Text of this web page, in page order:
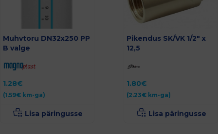
Muhvtoru DN32x250 PP
B valge
1.28€
(1.59€ km-ga)
Lisa päringusse
Pikendus SK/VK 1/2″ x
12,5
1.80€
(2.23€ km-ga)
Lisa päringusse